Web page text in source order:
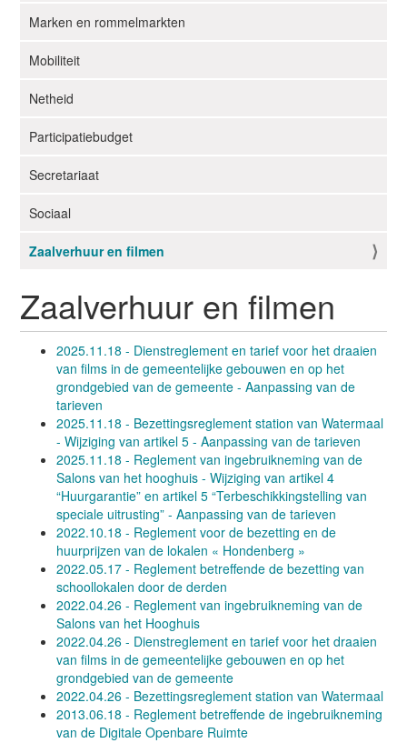
i
e
Marken en rommelmarkten
Mobiliteit
Netheid
Participatiebudget
Secretariaat
Sociaal
Zaalverhuur en filmen
Zaalverhuur en filmen
2025.11.18 - Dienstreglement en tarief voor het draaien
van films in de gemeentelijke gebouwen en op het
grondgebied van de gemeente - Aanpassing van de
tarieven
2025.11.18 - Bezettingsreglement station van Watermaal
- Wijziging van artikel 5 - Aanpassing van de tarieven
2025.11.18 - Reglement van ingebruikneming van de
Salons van het hooghuis - Wijziging van artikel 4
“Huurgarantie” en artikel 5 “Terbeschikkingstelling van
speciale uitrusting” - Aanpassing van de tarieven
2022.10.18 - Reglement voor de bezetting en de
huurprijzen van de lokalen « Hondenberg »
2022.05.17 - Reglement betreffende de bezetting van
schoollokalen door de derden
2022.04.26 - Reglement van ingebruikneming van de
Salons van het Hooghuis
2022.04.26 - Dienstreglement en tarief voor het draaien
van films in de gemeentelijke gebouwen en op het
grondgebied van de gemeente
2022.04.26 - Bezettingsreglement station van Watermaal
2013.06.18 - Reglement betreffende de ingebruikneming
van de Digitale Openbare Ruimte